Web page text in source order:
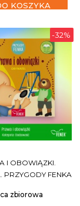
KOSZYKA
-32%
I OBOWIĄZKI.
PRZYGODY FENKA
zbiorowa